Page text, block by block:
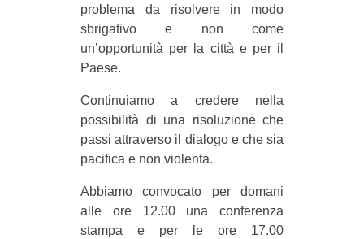
problema da risolvere in modo
sbrigativo e non come
un’opportunità per la città e per il
Paese.
Continuiamo a credere nella
possibilità di una risoluzione che
passi attraverso il dialogo e che sia
pacifica e non violenta.
Abbiamo convocato per domani
alle ore 12.00 una conferenza
stampa e per le ore 17.00